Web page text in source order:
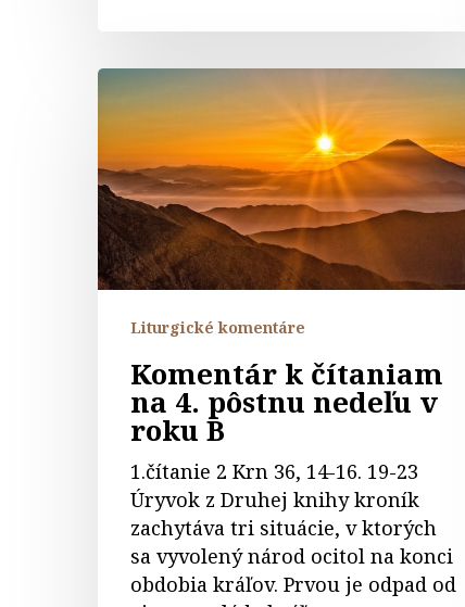
Komentár
k
čítaniam
na
4.
pôstnu
nedeľu
v
Liturgické komentáre
Komentár k čítaniam
na 4. pôstnu nedeľu v
roku B
1.čítanie 2 Krn 36, 14-16. 19-23
Úryvok z Druhej knihy kroník
zachytáva tri situácie, v ktorých
sa vyvolený národ ocitol na konci
obdobia kráľov. Prvou je odpad od